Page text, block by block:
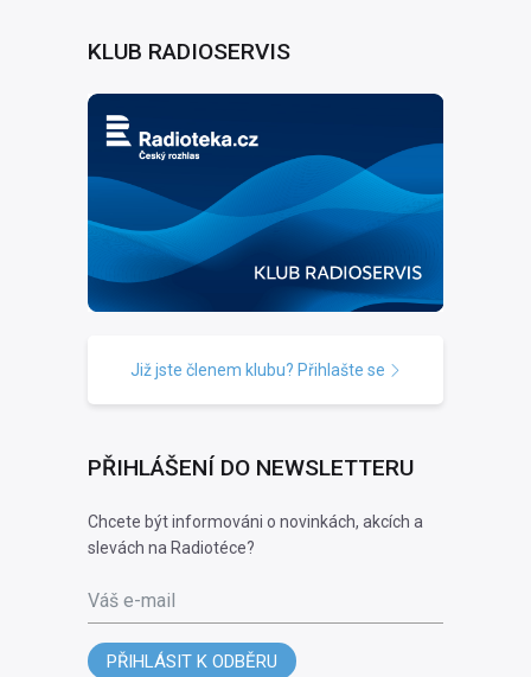
KLUB RADIOSERVIS
Již jste členem klubu? Přihlašte se
PŘIHLÁŠENÍ DO NEWSLETTERU
Chcete být informováni o novinkách, akcích a
slevách na Radiotéce?
Váš e-mail
PŘIHLÁSIT K ODBĚRU